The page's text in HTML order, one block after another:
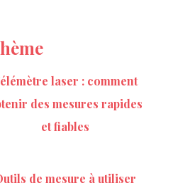
laser : comment
des mesures rapides
et fiables
de mesure à utiliser